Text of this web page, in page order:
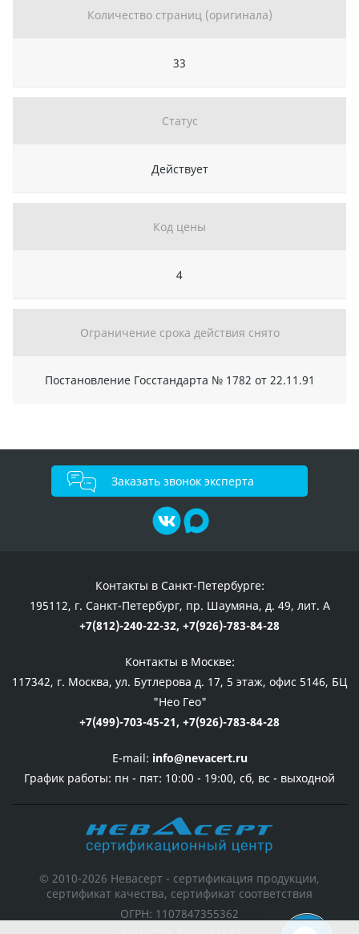
Количество страниц (оригинала)
33
Статус
Действует
Код цены
4
Ограничение срока действия снято
Постановление Госстандарта № 1782 от 22.11.91
Заказать звонок эксперта
Контакты в Санкт-Петербурге:
195112, г. Санкт-Петербург, пр. Шаумяна, д. 49, лит. А
+7(812)-240-22-32, +7(926)-783-84-28
Контакты в Москве:
117342, г. Москва, ул. Бутлерова д. 17, 5 этаж, офис 5146, БЦ
"Нео Гео"
+7(499)-703-45-21, +7(926)-783-84-28
E-mail: info@nevacert.ru
График работы: пн - пят: 10:00 - 19:00, сб, вс - выходной
© 2010-2026 Невасерт - сертификация продукции,
сертификат качества, сертификат соответствия
ОГРН: 1107847355362